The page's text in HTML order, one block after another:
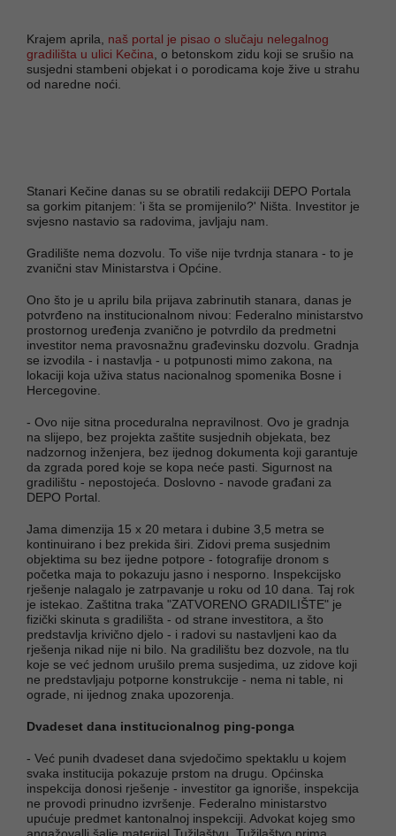
Krajem aprila, naš portal je pisao o slučaju nelegalnog
gradilišta u ulici Kečina , o betonskom zidu koji se srušio na
susjedni stambeni objekat i o porodicama koje žive u strahu
od naredne noći.
Stanari Kečine danas su se obratili redakciji DEPO Portala
sa gorkim pitanjem: 'i šta se promijenilo?' Ništa. Investitor je
svjesno nastavio sa radovima, javljaju nam.
Gradilište nema dozvolu. To više nije tvrdnja stanara - to je
zvanični stav Ministarstva i Općine.
Ono što je u aprilu bila prijava zabrinutih stanara, danas je
potvrđeno na institucionalnom nivou: Federalno ministarstvo
prostornog uređenja zvanično je potvrdilo da predmetni
investitor nema pravosnažnu građevinsku dozvolu. Gradnja
se izvodila - i nastavlja - u potpunosti mimo zakona, na
lokaciji koja uživa status nacionalnog spomenika Bosne i
Hercegovine.
- Ovo nije sitna proceduralna nepravilnost. Ovo je gradnja
na slijepo, bez projekta zaštite susjednih objekata, bez
nadzornog inženjera, bez ijednog dokumenta koji garantuje
da zgrada pored koje se kopa neće pasti. Sigurnost na
gradilištu - nepostojeća. Doslovno - navode građani za
DEPO Portal.
Jama dimenzija 15 x 20 metara i dubine 3,5 metra se
kontinuirano i bez prekida širi. Zidovi prema susjednim
objektima su bez ijedne potpore - fotografije dronom s
početka maja to pokazuju jasno i nesporno. Inspekcijsko
rješenje nalagalo je zatrpavanje u roku od 10 dana. Taj rok
je istekao. Zaštitna traka "ZATVORENO GRADILIŠTE" je
fizički skinuta s gradilišta - od strane investitora, a što
predstavlja krivično djelo - i radovi su nastavljeni kao da
rješenja nikad nije ni bilo. Na gradilištu bez dozvole, na tlu
koje se već jednom urušilo prema susjedima, uz zidove koji
ne predstavljaju potporne konstrukcije - nema ni table, ni
ograde, ni ijednog znaka upozorenja.
Dvadeset dana institucionalnog ping-ponga
- Već punih dvadeset dana svjedočimo spektaklu u kojem
svaka institucija pokazuje prstom na drugu. Općinska
inspekcija donosi rješenje - investitor ga ignoriše, inspekcija
ne provodi prinudno izvršenje. Federalno ministarstvo
upućuje predmet kantonalnoj inspekciji. Advokat kojeg smo